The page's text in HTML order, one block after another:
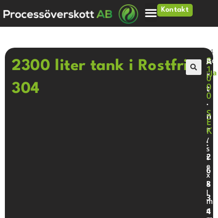
Kontakt
2300 liter tank i Rostfritt 304
2300 liter tank i Rostfritt
304
A
r
t
.
n
r
:
2
6
8
3
4
8
1
0
0
0
S
E
K
/
s
t
e
x
k
l
m
o
: Ja